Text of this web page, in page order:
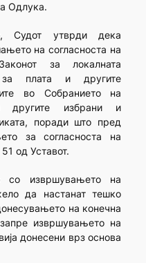
Одлука.
Судот утврди дека
на согласноста на
за локалната
плата и другите
во Собранието на
другите избрани и
поради што пред
за согласноста на
од Уставот.
извршувањето на
да настанат тешко
на конечна
извршувањето на
донесени врз основа